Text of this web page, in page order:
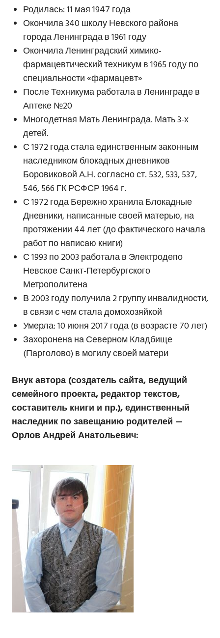
Родилась: 11 мая 1947 года
Окончила 340 школу Невского района
города Ленинграда в 1961 году
Окончила Ленинградский химико-
фармацевтический техникум в 1965 году по
специальности «фармацевт»
После Техникума работала в Ленинграде в
Аптеке №20
Многодетная Мать Ленинграда. Мать 3-х
детей.
С 1972 года стала единственным законным
наследником блокадных дневников
Боровиковой А.Н. согласно ст. 532, 533, 537,
546, 566 ГК РСФСР 1964 г.
С 1972 года Бережно хранила Блокадные
Дневники, написанные своей матерью, на
протяжении 44 лет (до фактического начала
работ по написаю книги)
С 1993 по 2003 работала в Электродепо
Невское Санкт-Петербургского
Метрополитена
В 2003 году получила 2 группу инвалидности,
в связи с чем стала домохозяйкой
Умерла: 10 июня 2017 года (в возрасте 70 лет)
Захоронена на Северном Кладбище
(Парголово) в могилу своей матери
Внук автора (создатель сайта, ведущий
семейного проекта, редактор текстов,
составитель книги и пр.), единственный
наследник по завещанию родителей —
Орлов Андрей Анатольевич: